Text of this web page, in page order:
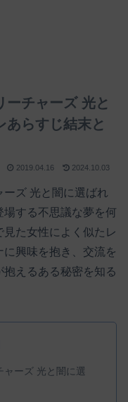
ーチャーズ 光と
あらすじ結末と
2019.04.16 2024.10.03
ズ 光と闇に選ばれ
場する不思議な夢を何
た女性によく似たレ
興味を抱き、交流を
えるある秘密を知る
ャーズ 光と闇に選